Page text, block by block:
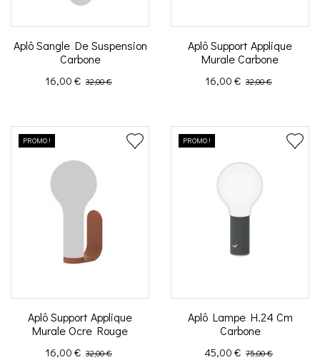
Aplô Sangle De Suspension
Carbone
Prix
16,00 € Prix de base
32,00 €
Aplô Support Applique
Murale Carbone
Prix
16,00 € Prix de base
32,00 €
PROMO !
Aplô Support Applique
Murale Ocre Rouge
Prix
16,00 € Prix de base
32,00 €
PROMO !
Aplô Lampe H.24 Cm
Carbone
Prix
45,00 € Prix de base
75,00 €